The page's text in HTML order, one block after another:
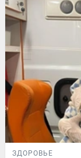
ЗДОРОВЬЕ